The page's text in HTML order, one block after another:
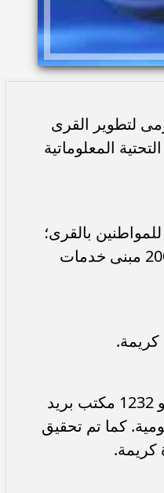
لتطوير القرى
المعلوماتية
للمواطنين بالقرى؛
ليصل الإجمالى إلى 344 قرية بالمرحلة الأولى بإجمالى 686 ألف منزل، و2000 مبنى خدمات
إنشاء وتطوير 159 مكتب بريد ليصل إجمالى عدد مكاتب البريد المطورة نحو 1232 مكتب بريد
الحكومية. كما تم تحقيق